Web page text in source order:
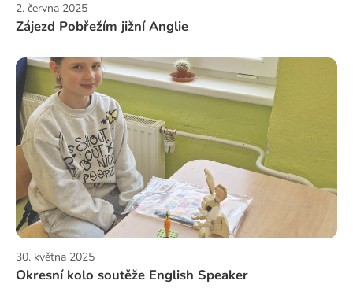
2. června 2025
Zájezd Pobřežím jižní Anglie
30. května 2025
Okresní kolo soutěže English Speaker